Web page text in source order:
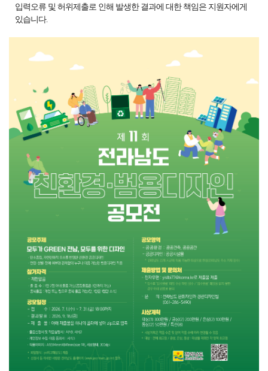
입력오류 및 허위제출로 인해 발생한 결과에 대한 책임은 지원자에게
있습니다.